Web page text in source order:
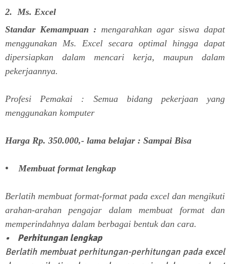
2. Ms. Excel
Standar Kemampuan : mengarahkan agar siswa dapat
menggunakan Ms. Excel secara optimal hingga dapat
dipersiapkan dalam mencari kerja, maupun dalam
pekerjaannya.
Profesi Pemakai : Semua bidang pekerjaan yang
menggunakan komputer
Harga Rp. 350.000,- lama belajar : Sampai Bisa
• Membuat format lengkap
Berlatih membuat format-format pada excel dan mengikuti
arahan-arahan pengajar dalam membuat format dan
memperindahnya dalam berbagai bentuk dan cara.
• Perhitungan lengkap
Berlatih membuat perhitungan-perhitungan pada excel